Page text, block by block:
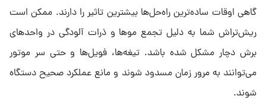
گاهی اوقات ساده‌ترین راه‌حل‌ها بیشترین تاثیر را دارند. ممکن است
ریش‌تراش شما به دلیل تجمع موها و ذرات آلودگی در واحدهای
برش دچار مشکل شده باشد. تیغه‌ها، فویل‌ها و حتی سر موتور
می‌توانند به مرور زمان مسدود شوند و مانع عملکرد صحیح دستگاه
شوند.